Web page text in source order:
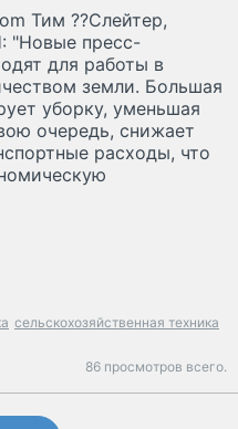
Тим ??Слейтер,
"Новые пресс-
для работы в
земли. Большая
уборку, уменьшая
очередь, снижает
расходы, что
сельскохозяйственная техника
86 просмотров всего.